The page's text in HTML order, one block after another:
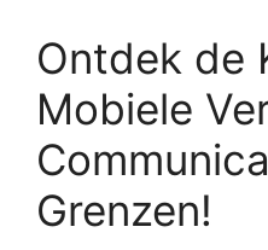
Ontdek de
Mobiele
Grenzen!